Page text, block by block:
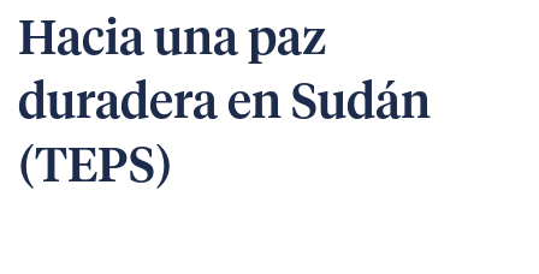
Hacia una paz
duradera en Sudán
(TEPS)